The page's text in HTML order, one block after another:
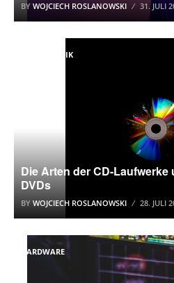
BY WOJCIECH ROSLANOWSKI 31. JULI
PC & TECHNIK
Die Arten der CD-
DVDs
BY WOJCIECH ROSLANOWSKI 28. JULI
HARDWARE